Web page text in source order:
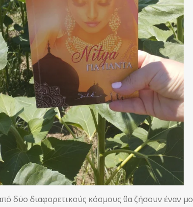
δύο διαφορετικούς κόσμους θα ζήσουν έναν